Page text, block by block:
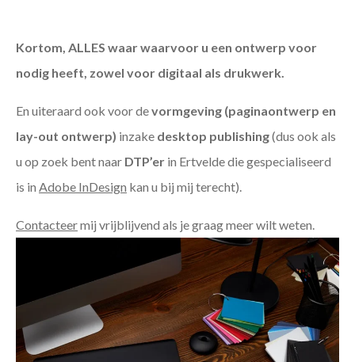
Kortom, ALLES waar waarvoor u een ontwerp voor
nodig heeft, zowel voor digitaal als drukwerk.
En uiteraard ook voor devormgeving (paginaontwerp en
lay-out ontwerp) inzake desktop publishing(dus ook als
u op zoek bent naar DTP’er in Ertvelde die gespecialiseerd
is in Adobe InDesign kan u bij mij terecht).
Contacteermij vrijblijvend als je graag meer wilt weten.